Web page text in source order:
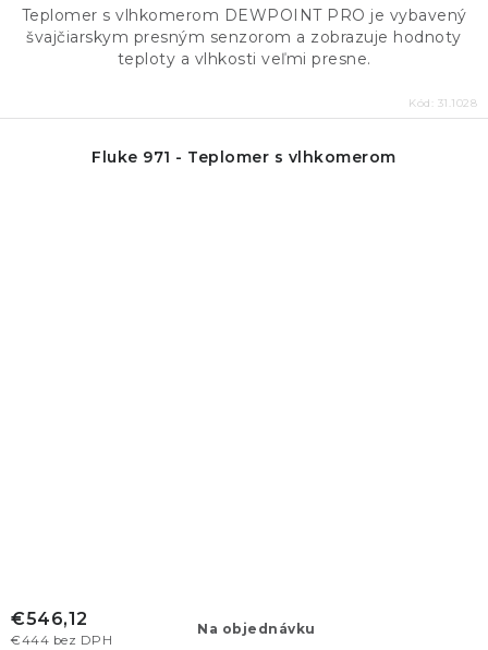
Teplomer s vlhkomerom DEWPOINT PRO je vybavený
švajčiarskym presným senzorom a zobrazuje hodnoty
teploty a vlhkosti veľmi presne.
Kód: 31.1028
Fluke 971 - Teplomer s vlhkomerom
Na objednávku
€444 bez DPH
€546,12